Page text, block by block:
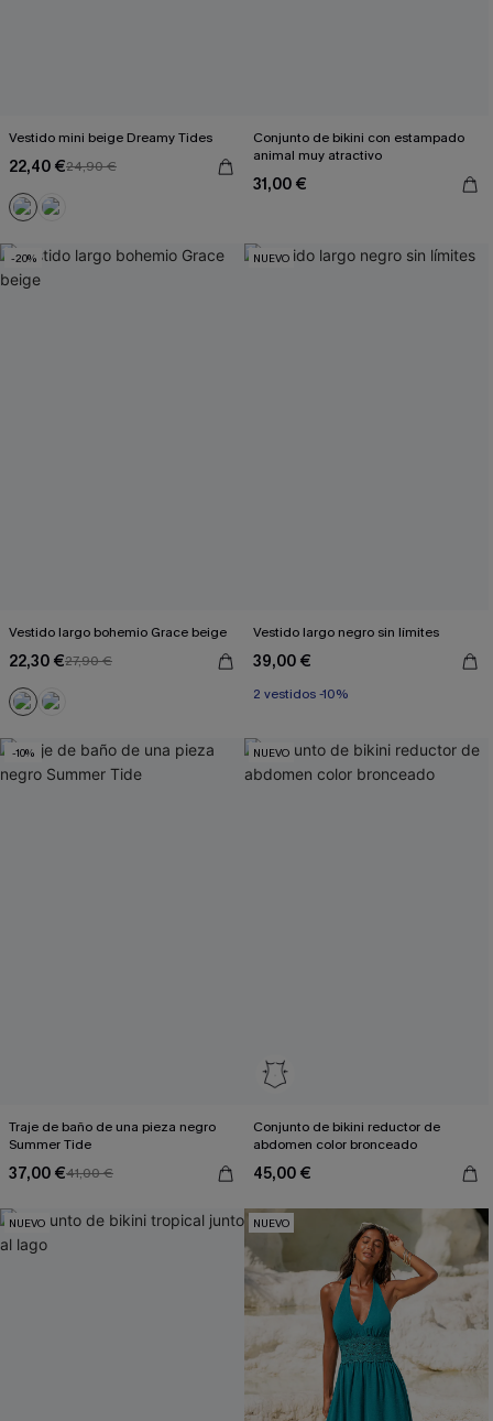
Vestido mini beige Dreamy Tides
22,40 €24,90 €
Conjunto de bikini con estampado
animal muy atractivo
31,00 €
-20%
Vestido largo bohemio Grace beige
22,30 €27,90 €
NUEVO
Vestido largo negro sin límites
39,00 €
2 vestidos -10%
-10%
Traje de baño de una pieza negro
Summer Tide
37,00 €41,00 €
NUEVO
Conjunto de bikini reductor de
abdomen color bronceado
45,00 €
NUEVO NUEVO